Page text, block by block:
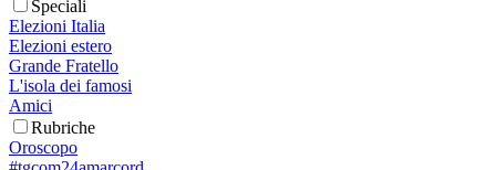
Speciali
Elezioni Italia
Elezioni estero
Grande Fratello
L'isola dei famosi
Amici
Rubriche
Oroscopo